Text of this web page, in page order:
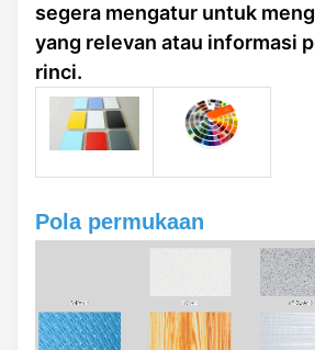
segera mengatur untuk
yang relevan atau informasi
rinci.
Pola permukaan